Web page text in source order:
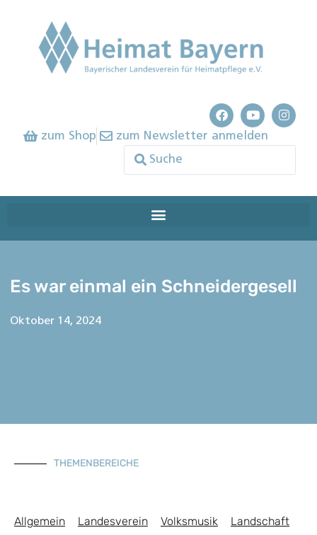
zum Shop zum Newsletter anmelden
Es war einmal ein Schneidergesell
Oktober 14, 2024
THEMENBEREICHE
Allgemein Landesverein Volksmusik Landschaft